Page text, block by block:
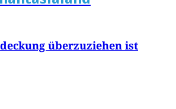
überzuziehen ist